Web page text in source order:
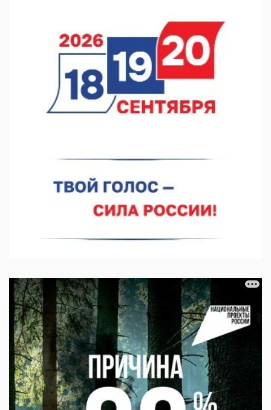
Кратковременные перерывы вещания телерадиопрограмм
ожидаются в Нижнем Новгороде до 16 августа в связи с
покраской телебашни
07.08.2026 11:20